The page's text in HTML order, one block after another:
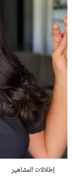
إطلالات المشاهير